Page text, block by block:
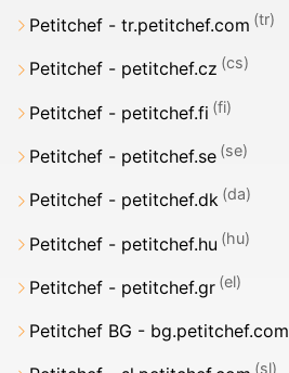
Petitchef - tr.petitchef.com
Petitchef - petitchef.cz
Petitchef - petitchef.fi
Petitchef - petitchef.se
Petitchef - petitchef.dk
Petitchef - petitchef.hu
Petitchef - petitchef.gr
Petitchef BG - bg.petitchef.com